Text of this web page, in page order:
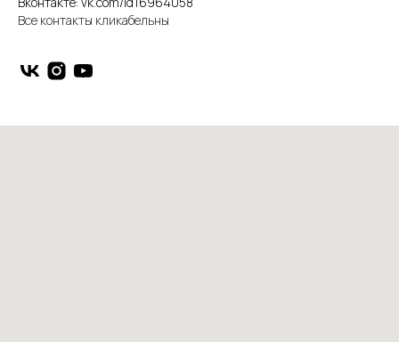
Все контакты кликабельны